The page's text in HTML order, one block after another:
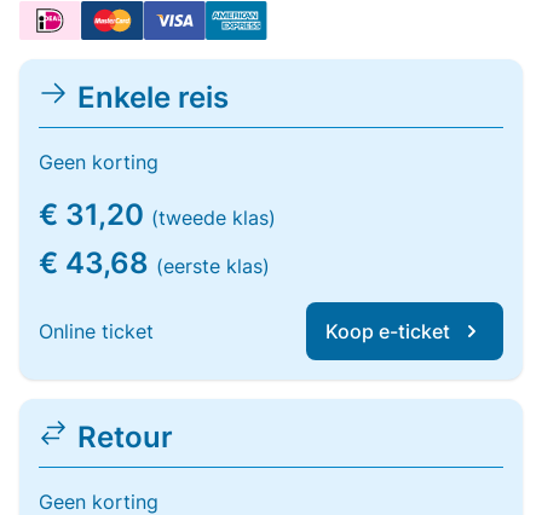
Enkele reis
Geen korting
€ 31,20 (tweede klas)
€ 43,68 (eerste klas)
Online ticket Koop e-ticket
Retour
Geen korting